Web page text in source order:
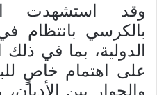
وقد استشهدت
بالكرسي بانتظام
الدولية، بما في ذلك
على اهتمام خاصٍ
والحوار بين